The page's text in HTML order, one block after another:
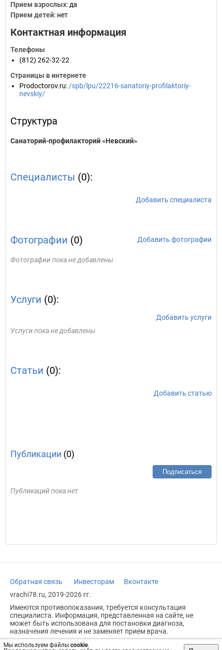
Мы используем файлы cookie.
Прием взрослых: да
Прием детей: нет
Контактная информация
Телефоны
(812) 262-32-22
Страницы в интернете
Prodoctorov.ru: /spb/lpu/22216-sanatoriy-profilaktoriy-
nevskiy/
Структура
Санаторий-профилакторий «Невский»
Специалисты (0):
Добавить специалиста
Фотографии (0) Добавить фотографии
Фотографии пока не добавлены
Услуги (0):
Добавить услуги
Услуги пока не добавлены
Статьи (0):
Добавить статью
Публикации (0)
Подписаться
Публикаций пока нет
Обратная связь Инвесторам
Вконтакте
vrachi78.ru, 2019-2026 гг.
Имеются противопоказания, требуется консультация
специалиста. Информация, представленная на сайте, не
может быть использована для постановки диагноза,
назначения лечения и не заменяет прием врача.
Возрастное ограничение: 18+